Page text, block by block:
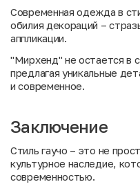
Современная одежда в
обилия декораций –
аппликации.
"Мирхенд" не остается в
предлагая уникальные
и современное.
Заключение
Стиль гаучо – это не
культурное наследие,
современностью.